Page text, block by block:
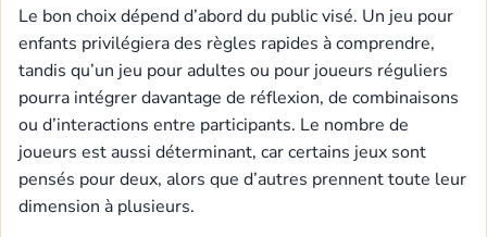
Le bon choix dépend d’abord du public visé. Un jeu pour
enfants privilégiera des règles rapides à comprendre,
tandis qu’un jeu pour adultes ou pour joueurs réguliers
pourra intégrer davantage de réflexion, de combinaisons
ou d’interactions entre participants. Le nombre de
joueurs est aussi déterminant, car certains jeux sont
pensés pour deux, alors que d’autres prennent toute leur
dimension à plusieurs.